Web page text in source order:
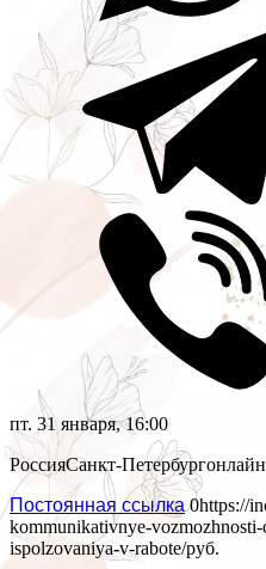
пт. 31 января, 16:00
РоссияСанкт-Петербургонлайн
Постоянная ссылка 0https://
kommunikativnye-
ispolzovaniya-v-rabote/руб.